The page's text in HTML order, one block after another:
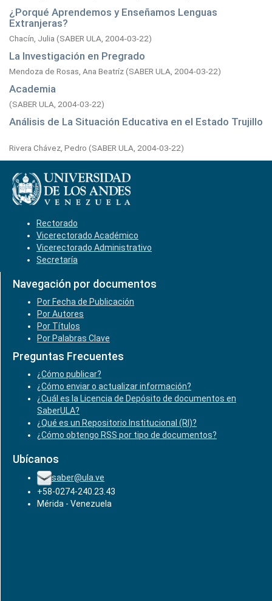
¿Porqué Aprendemos y Enseñamos Lenguas
Extranjeras?
Chacín, Julia (SABER ULA, 2004-03-22)
La Investigación en Pregrado
Mendoza de Rosas, Ana Beatríz(SABER ULA, 2004-03-22)
Academia
(SABER ULA, 2004-03-22)
Análisis de La Situación Educativa en el Estado Trujillo
Rivera Chávez, Pedro (SABER ULA, 2004-03-22)
Rectorado
Vicerectorado Académico
Vicerectorado Administrativo
Secretaría
Navegación por documentos
Por Fecha de Publicación
Por Autores
Por Títulos
Por Palabras Clave
Preguntas Frecuentes
¿Cómo publicar?
¿Cómo enviar o actualizar información?
¿Cuál es la Licencia de Depósito de documentos en
SaberULA?
¿Qué es un Repositorio Institucional (RI)?
¿Cómo obtengo RSS por tipo de documentos?
Ubícanos
saber@ula.ve
+58-0274-240.23.43
Mérida - Venezuela